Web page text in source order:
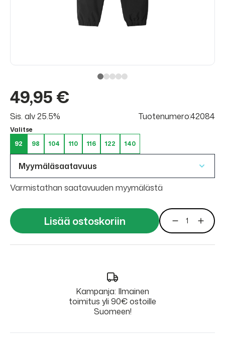
49,95 €
Sis. alv 25.5% Tuotenumero:42084
Valitse
92
98 104 110 116 122 140
Myymäläsaatavuus
Varmistathan saatavuuden myymälästä
Lisää ostoskoriin
Kampanja: Ilmainen
toimitus yli 90€ ostoille
Suomeen!